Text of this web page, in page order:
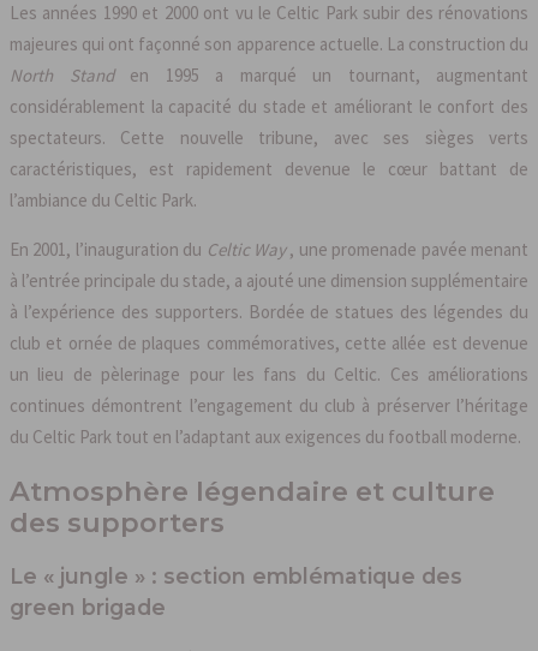
Les années 1990 et 2000 ont vu le Celtic Park subir des rénovations
majeures qui ont façonné son apparence actuelle. La construction du
North Stand en 1995 a marqué un tournant, augmentant
considérablement la capacité du stade et améliorant le confort des
spectateurs. Cette nouvelle tribune, avec ses sièges verts
caractéristiques, est rapidement devenue le cœur battant de
l’ambiance du Celtic Park.
En 2001, l’inauguration du Celtic Way, une promenade pavée menant
à l’entrée principale du stade, a ajouté une dimension supplémentaire
à l’expérience des supporters. Bordée de statues des légendes du
club et ornée de plaques commémoratives, cette allée est devenue
un lieu de pèlerinage pour les fans du Celtic. Ces améliorations
continues démontrent l’engagement du club à préserver l’héritage
du Celtic Park tout en l’adaptant aux exigences du football moderne.
Atmosphère légendaire et culture
des supporters
Le « jungle » : section emblématique des
green brigade